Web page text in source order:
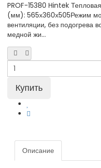
PROF-15380 Hintek
(мм): 565х360х505Режим
вентиляции, без подогрева
медной жи...
Описание